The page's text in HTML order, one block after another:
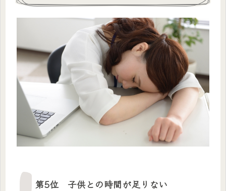
第5位 子供との時間が足りない